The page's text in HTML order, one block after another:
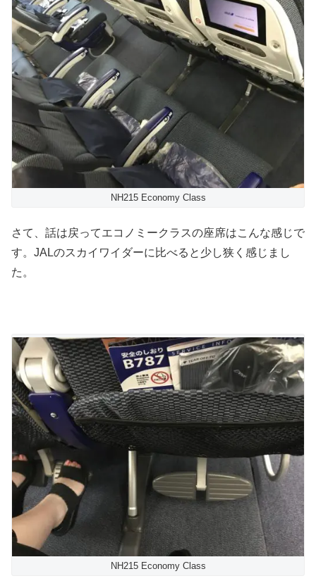
NH215 Economy Class
さて、話は戻ってエコノミークラスの座席はこんな感じで
す。JALのスカイワイダーに比べると少し狭く感じまし
た。
NH215 Economy Class